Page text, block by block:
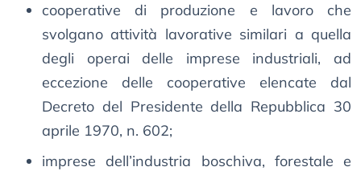
cooperative di produzione e lavoro che
svolgano attività lavorative similari a quella
degli operai delle imprese industriali, ad
eccezione delle cooperative elencate dal
Decreto del Presidente della Repubblica 30
aprile 1970, n. 602;
imprese dell’industria boschiva, forestale e